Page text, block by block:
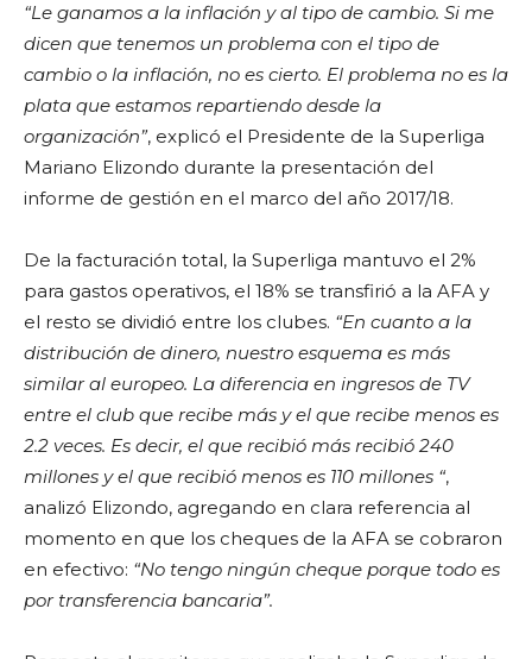
“Le ganamos a la inflación y al tipo de cambio. Si me
dicen que tenemos un problema con el tipo de
cambio o la inflación, no es cierto. El problema no es la
plata que estamos repartiendo desde la
organización”, explicó el Presidente de la Superliga
Mariano Elizondo durante la presentación del
informe de gestión en el marco del año 2017/18.
De la facturación total, la Superliga mantuvo el 2%
para gastos operativos, el 18% se transfirió a la AFA y
el resto se dividió entre los clubes. “En cuanto a la
distribución de dinero, nuestro esquema es más
similar al europeo. La diferencia en ingresos de TV
entre el club que recibe más y el que recibe menos es
2.2 veces. Es decir, el que recibió más recibió 240
millones y el que recibió menos es 110 millones “,
analizó Elizondo, agregando en clara referencia al
momento en que los cheques de la AFA se cobraron
en efectivo: “No tengo ningún cheque porque todo es
por transferencia bancaria”.